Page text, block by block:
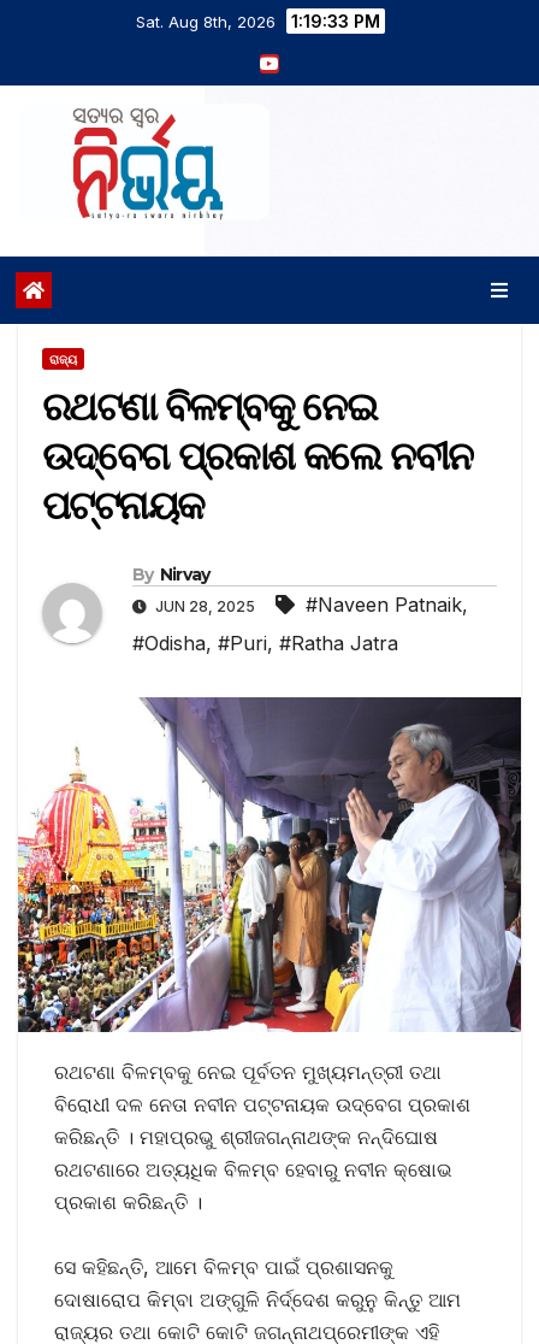
Sat. Aug 8th, 2026 1:19:34 PM
ରାଜ୍ୟ
ରଥଟଣା ବିଳମ୍ବକୁ ନେଇ
ଉଦ୍‌ବେଗ ପ୍ରକାଶ କଲେ ନବୀନ
ପଟ୍ଟନାୟକ
By Nirvay
JUN 28, 2025 #Naveen Patnaik,
#Odisha, #Puri, #Ratha Jatra
ରଥଟଣା ବିଳମ୍ବକୁ ନେଇ ପୂର୍ବତନ ମୁଖ୍ୟମନ୍ତ୍ରୀ ତଥା
ବିରୋଧୀ ଦଳ ନେତା ନବୀନ ପଟ୍ଟନାୟକ ଉଦ୍‌ବେଗ ପ୍ରକାଶ
କରିଛନ୍ତି । ମହାପ୍ରଭୁ ଶ୍ରୀଜଗନ୍ନାଥଙ୍କ ନନ୍ଦିଘୋଷ
ରଥଟଣାରେ ଅତ୍ୟଧିକ ବିଳମ୍ବ ହେବାରୁ ନବୀନ କ୍ଷୋଭ
ପ୍ରକାଶ କରିଛନ୍ତି ।
ସେ କହିଛନ୍ତି, ଆମେ ବିଳମ୍ବ ପାଇଁ ପ୍ରଶାସନକୁ
ଦୋଷାରୋପ କିମ୍ବା ଅଙ୍ଗୁଳି ନିର୍ଦ୍ଦେଶ କରୁନୁ କିନ୍ତୁ ଆମ
ରାଜ୍ୟର ତଥା କୋଟି କୋଟି ଜଗନ୍ନାଥପ୍ରେମୀଙ୍କ ଏହି